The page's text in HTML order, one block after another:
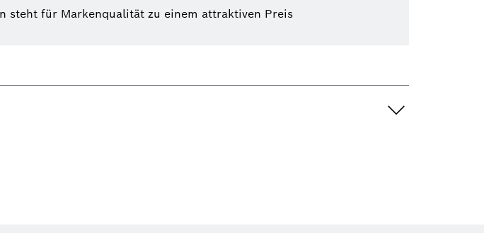
steht für Markenqualität zu einem attraktiven Preis